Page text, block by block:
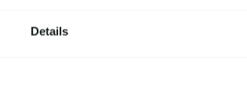
Details